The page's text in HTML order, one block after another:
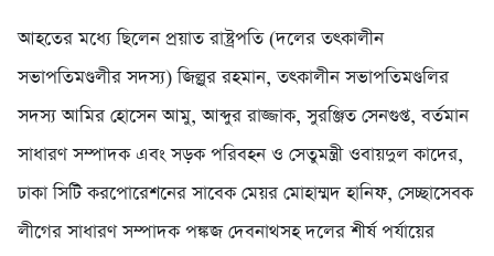
আহতের মধ্যে ছিলেন প্রয়াত রাষ্ট্রপতি (দলের তৎকালীন
সভাপতিমণ্ডলীর সদস্য) জিল্লুর রহমান, তৎকালীন সভাপতিমণ্ডলির
সদস্য আমির হোসেন আমু, আব্দুর রাজ্জাক, সুরঞ্জিত সেনগুপ্ত, বর্তমান
সাধারণ সম্পাদক এবং সড়ক পরিবহন ও সেতুমন্ত্রী ওবায়দুল কাদের,
ঢাকা সিটি করপোরেশনের সাবেক মেয়র মোহাম্মদ হানিফ, সেচ্ছাসেবক
লীগের সাধারণ সম্পাদক পঙ্কজ দেবনাথসহ দলের শীর্ষ পর্যায়ের